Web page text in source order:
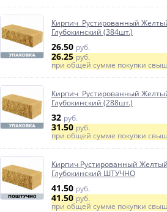
Кирпич Рустированный
Глубокинский (384шт.)
26.50 руб.
26.25руб.
при общей сумме покупки
Кирпич Рустированный
Глубокинский (288шт.)
32 руб.
31.50руб.
при общей сумме покупки
Кирпич Рустированный
Глубокинский ШТУЧНО
41.50 руб.
41.50руб.
при общей сумме покупки